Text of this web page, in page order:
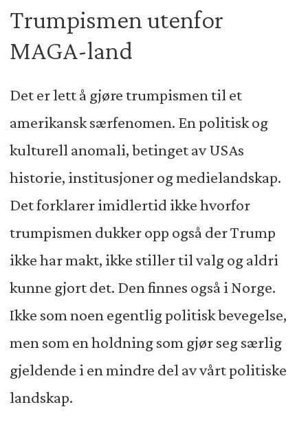
Trumpismen utenfor
MAGA-land
Det er lett å gjøre trumpismen til et
amerikansk særfenomen. En politisk og
kulturell anomali, betinget av USAs
historie, institusjoner og medielandskap.
Det forklarer imidlertid ikke hvorfor
trumpismen dukker opp også der Trump
ikke har makt, ikke stiller til valg og aldri
kunne gjort det. Den finnes også i Norge.
Ikke som noen egentlig politisk bevegelse,
men som en holdning som gjør seg særlig
gjeldende i en mindre del av vårt politiske
landskap.